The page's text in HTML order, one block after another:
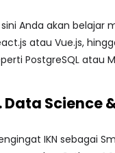
sini Anda akan belajar
atau Vue.js,
PostgreSQL atau
Data Science
IKN sebagai